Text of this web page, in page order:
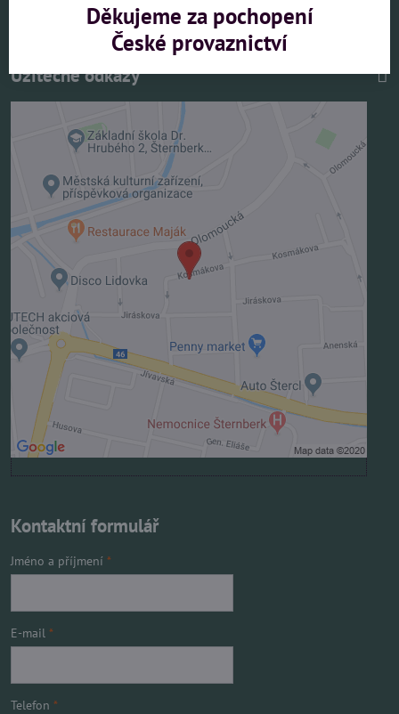
Vše o nákupu
Užitečné odkazy
Externí obsah je blokován Volbami soukromí
Přejete si načíst externí obsah?
Povolit jednou
Povolit a zapamatovat - souhlas s druhem cookie:
Funkční
Otevřít obsah v novém okně
Kontaktní formulář
Jméno a příjmení *
E-mail *
Telefon *
Děkujeme za pochopení
České provaznictví